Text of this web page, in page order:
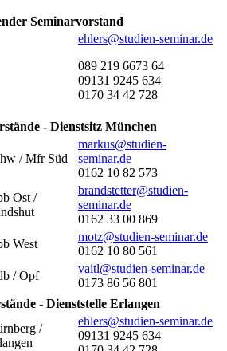
Seminarvorstand
ehlers@studien-seminar.de
089 219 6673 64
09131 9245 634
0170 34 42 728
- Dienstsitz München
/ Mfr Süd
markus@studien-
seminar.de
0162 10 82 573
Ost /
brandstetter@studien-
seminar.de
0162 33 00 869
West
motz@studien-seminar.de
0162 10 80 561
/ Opf
vaitl@studien-seminar.de
0173 86 56 801
- Dienststelle Erlangen
/
ehlers@studien-seminar.de
09131 9245 634